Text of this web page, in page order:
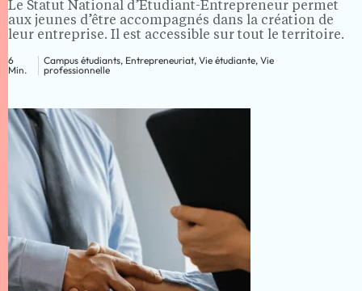
Le Statut National d’Étudiant-Entrepreneur permet
aux jeunes d’être accompagnés dans la création de
leur entreprise. Il est accessible sur tout le territoire.
6
Min.
Campus étudiants, Entrepreneuriat, Vie étudiante, Vie
professionnelle